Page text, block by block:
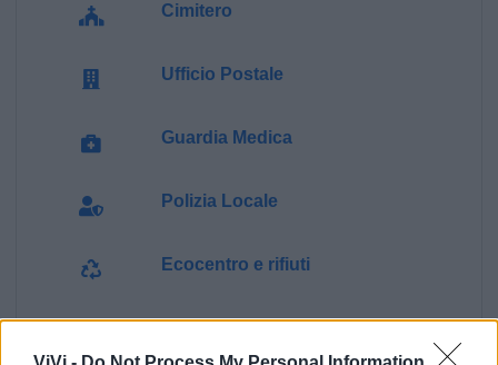
Cimitero
Ufficio Postale
Guardia Medica
Polizia Locale
Ecocentro e rifiuti
Pubblica illuminazione